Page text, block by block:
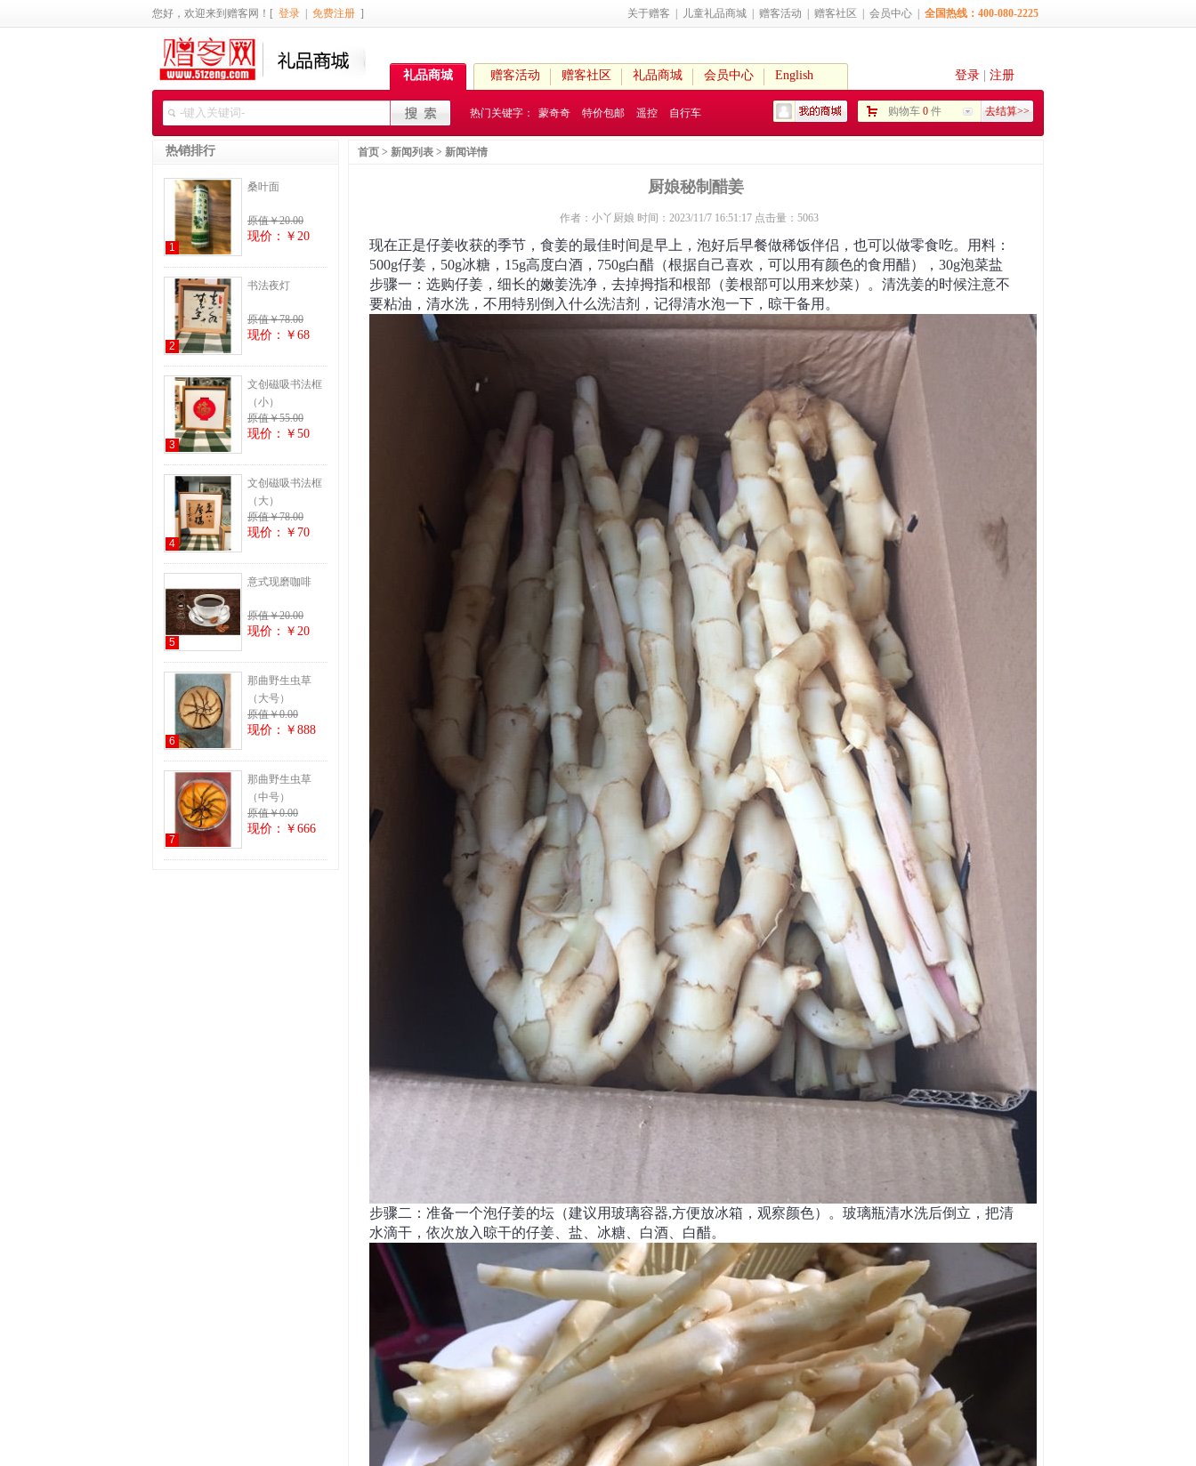
您好，欢迎来到赠客网！[ 登录 免费注册 ] 关于赠客 儿童礼品商城 赠客活动 赠客社区 会员中心 全国热线：400-080-2225
礼品商城 赠客活动 赠客社区 礼品商城 会员中心 English 登录 注册
热门关键字： 蒙奇奇 特价包邮 遥控 自行车 购物车 0 件 去结算>>
热销排行
1
桑叶面
原值￥20.00
现价：￥20
2
书法夜灯
原值￥78.00
现价：￥68
3
文创磁吸书法框
（小）
原值￥55.00
现价：￥50
4
文创磁吸书法框
（大）
原值￥78.00
现价：￥70
5
意式现磨咖啡
原值￥20.00
现价：￥20
6
那曲野生虫草
（大号）
原值￥0.00
现价：￥888
7
那曲野生虫草
（中号）
原值￥0.00
现价：￥666
首页 > 新闻列表 > 新闻详情
厨娘秘制醋姜
作者：小丫厨娘 时间：2023/11/7 16:51:17 点击量：5063
现在正是仔姜收获的季节，食姜的最佳时间是早上，泡好后早餐做稀饭伴侣，也可以做零食吃。用料：
500g仔姜，50g冰糖，15g高度白酒，750g白醋（根据自己喜欢，可以用有颜色的食用醋），30g泡菜盐
步骤一：选购仔姜，细长的嫩姜洗净，去掉拇指和根部（姜根部可以用来炒菜）。清洗姜的时候注意不
要粘油，清水洗，不用特别倒入什么洗洁剂，记得清水泡一下，晾干备用。
步骤二：准备一个泡仔姜的坛（建议用玻璃容器,方便放冰箱，观察颜色）。玻璃瓶清水洗后倒立，把清
水滴干，依次放入晾干的仔姜、盐、冰糖、白酒、白醋。